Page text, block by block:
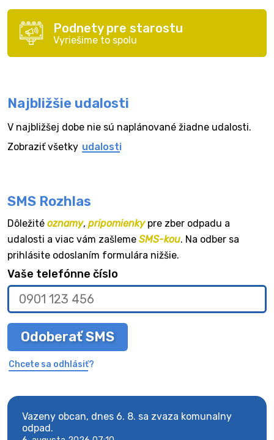
Podnety pre starostu
Vyriešime to spolu
Najbližšie udalosti
V najbližšej dobe nie sú naplánované žiadne udalosti.
Zobraziť všetky udalosti
SMS Rozhlas
Dôležité oznamy, pripomienkypre zber odpadu a
udalosti a viac vám zašleme SMS-kou. Na odber sa
prihlásite odoslaním formulára nižšie.
Vaše telefónne číslo
Odoberať SMS
Chcete sa odhlásiť?
Vazeny obcan, dnes 6. 8. sa zvaza komunalny
odpad.